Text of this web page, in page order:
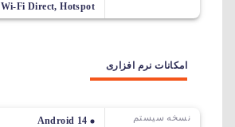
Wi-Fi Direct, Hotspot
امکانات نرم افزاری
نسخه سیستم
Android 14